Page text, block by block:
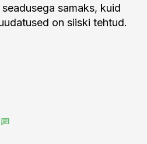
samaks, kuid
on siiski tehtud.